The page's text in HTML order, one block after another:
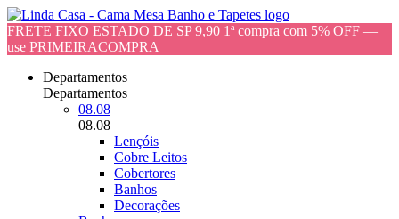
FRETE FIXO ESTADO DE SP 9,90 1ª compra com 5% OFF —
use PRIMEIRACOMPRA
Departamentos
Departamentos
08.08
08.08
Lençóis
Cobre Leitos
Cobertores
Banhos
Decorações